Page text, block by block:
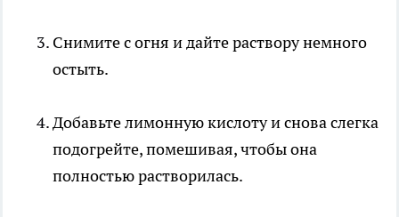
Снимите с огня и дайте раствору немного
остыть.
Добавьте лимонную кислоту и снова слегка
подогрейте, помешивая, чтобы она
полностью растворилась.